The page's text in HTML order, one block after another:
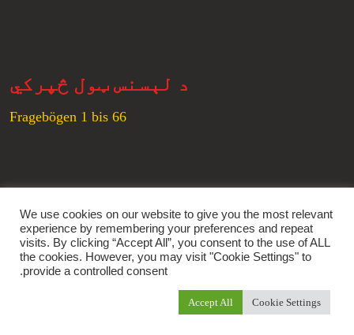
د لېسنس ټول څپرکي
Fragebögen 1 bis 66
زموږ ټولنیزې شبکې
Facebook
Tumblr
Instagram
Youtube
We use cookies on our website to give you the most relevant
experience by remembering your preferences and repeat
visits. By clicking “Accept All”, you consent to the use of ALL
the cookies. However, you may visit "Cookie Settings" to
provide a controlled consent.
Cookie Settings
Accept All